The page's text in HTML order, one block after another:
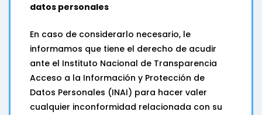
datos personales
En caso de considerarlo necesario, le
informamos que tiene el derecho de acudir
ante el Instituto Nacional de Transparencia
Acceso a la Información y Protección de
Datos Personales (INAI) para hacer valer
cualquier inconformidad relacionada con su